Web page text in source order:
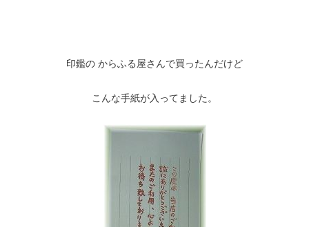
印鑑の からふる屋さんで買ったんだけど
こんな手紙が入ってました。